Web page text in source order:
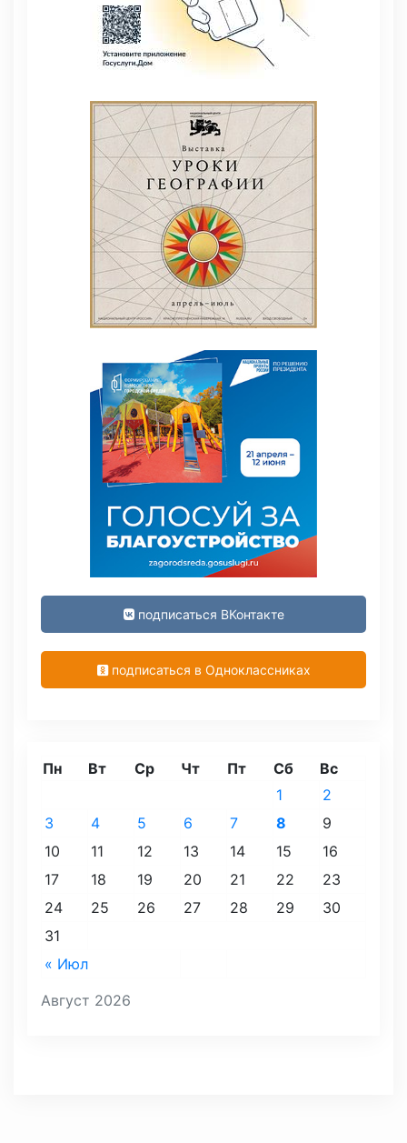
подписаться ВКонтакте
подписаться в Одноклассниках
Август 2026
Пн Вт Ср Чт Пт Сб Вс
« Июл
1
2
3
4 5 6 7 8
9
10
11 12 13 14 15
16
17
18 19 20 21 22
23
24
25 26 27 28 29
30
31